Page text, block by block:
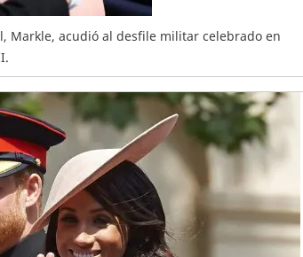
Markle, acudió al desfile militar celebrado en